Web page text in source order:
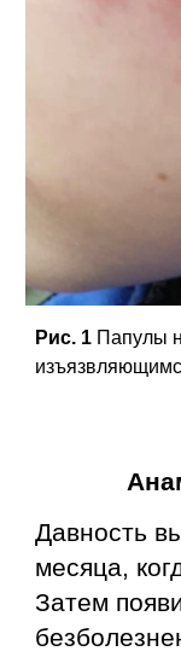
Рис. 1 Папулы
Давность
месяца,
Затем